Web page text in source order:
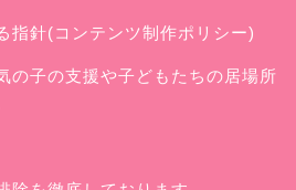
指針(コンテンツ制作ポリシー)
の子の支援や子どもたちの居場所